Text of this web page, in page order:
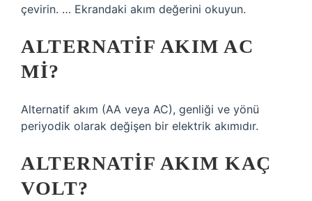
çevirin. … Ekrandaki akım değerini okuyun.
ALTERNATIF AKIM AC
MI?
Alternatif akım (AA veya AC), genliği ve yönü
periyodik olarak değişen bir elektrik akımıdır.
ALTERNATIF AKIM KAÇ
VOLT?